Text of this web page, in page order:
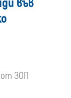
във
от ЗОП